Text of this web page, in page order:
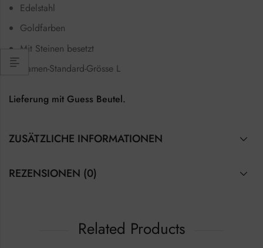
Edelstahl
Goldfarben
Mit Steinen besetzt
Damen-Standard-Grösse L
Lieferung mit Guess Beutel.
ZUSÄTZLICHE INFORMATIONEN
REZENSIONEN (0)
Related Products